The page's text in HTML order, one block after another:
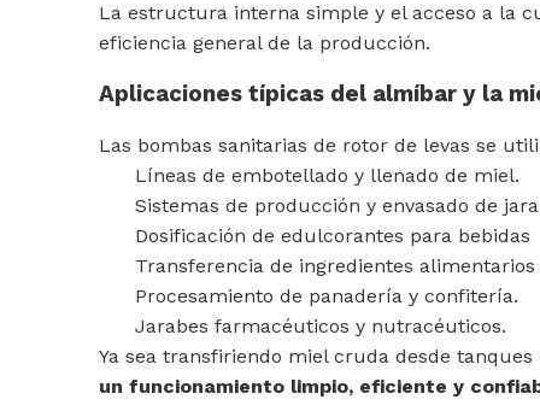
La estructura interna simple y el acceso a la
eficiencia general de la producción.
Aplicaciones típicas del almíbar y la
Las bombas sanitarias de rotor de levas se
Líneas de embotellado y llenado de miel.
Sistemas de producción y envasado de
Dosificación de edulcorantes para bebidas
Transferencia de ingredientes alimentarios
Procesamiento de panadería y confitería.
Jarabes farmacéuticos y nutracéuticos.
Ya sea transfiriendo miel cruda desde
un funcionamiento limpio, eficiente y